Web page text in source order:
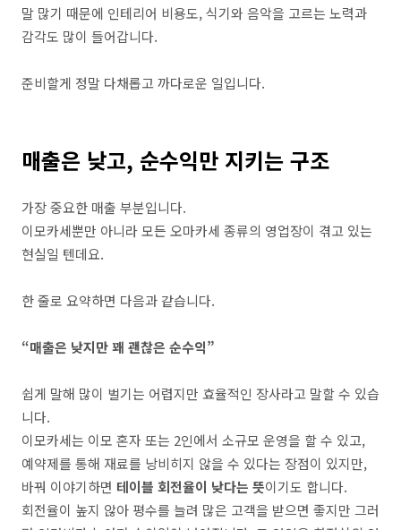
말 많기 때문에 인테리어 비용도, 식기와 음악을 고르는 노력과
감각도 많이 들어갑니다.
준비할게 정말 다채롭고 까다로운 일입니다.
매출은 낮고, 순수익만 지키는 구조
가장 중요한 매출 부분입니다.
이모카세뿐만 아니라 모든 오마카세 종류의 영업장이 겪고 있는
현실일 텐데요.
한 줄로 요약하면 다음과 같습니다.
“매출은 낮지만 꽤 괜찮은 순수익”
쉽게 말해 많이 벌기는 어렵지만 효율적인 장사라고 말할 수 있습
니다.
이모카세는 이모 혼자 또는 2인에서 소규모 운영을 할 수 있고,
예약제를 통해 재료를 낭비히지 않을 수 있다는 장점이 있지만,
바꿔 이야기하면 테이블 회전율이 낮다는 뜻이기도 합니다.
회전율이 높지 않아 평수를 늘려 많은 고객을 받으면 좋지만 그러